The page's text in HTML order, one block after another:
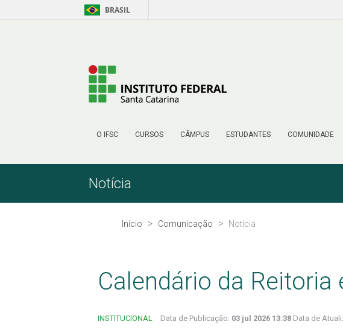
Pular para o Conteúdo BRASIL
O IFSC CURSOS CÂMPUS ESTUDANTES COMUNIDADE
Notícia
Início Comunicação Notícia
Calendário da Reitoria
INSTITUCIONAL Data de Publicação: 03 jul 2026 13:38 Data de